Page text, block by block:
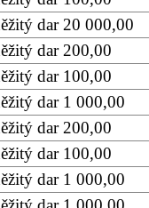
dar 20 000,00
dar 200,00
dar 100,00
dar 1 000,00
dar 200,00
dar 100,00
dar 1 000,00